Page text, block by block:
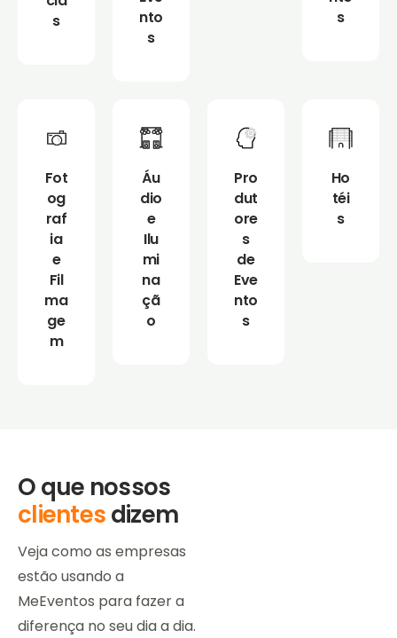
s
nto
s
s
Fot
og
raf
ia
e
Fil
ma
ge
m
Áu
dio
e
Ilu
mi
na
çã
o
Pro
dut
ore
s
de
Eve
nto
s
Ho
téi
s
O que nossos
clientesdizem
Veja como as empresas
estão usando a
MeEventos para fazer a
diferença no seu dia a dia.